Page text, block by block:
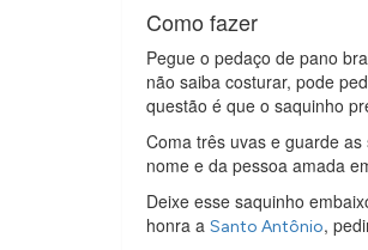
Como fazer
Pegue o pedaço de pano
não saiba costurar, pode
questão é que o saquinho
Coma três uvas e guarde
nome e da pessoa amada
Deixe esse saquinho
honra a Santo Antônio,